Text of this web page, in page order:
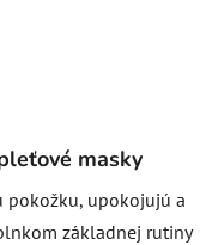
masky
pokožku, upokojujú a
základnej rutiny